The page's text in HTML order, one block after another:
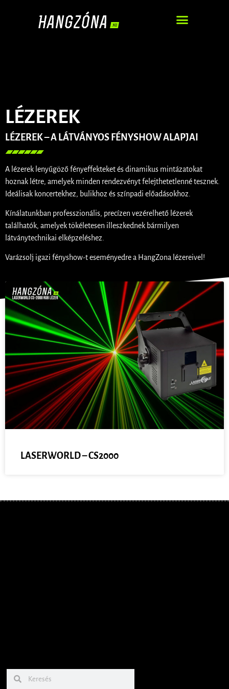
LÉZEREK
LÉZEREK – A LÁTVÁNYOS FÉNYSHOW ALAPJAI
A lézerek lenyűgöző fényeffekteket és dinamikus mintázatokat
hoznak létre, amelyek minden rendezvényt felejthetetlenné tesznek.
Ideálisak koncertekhez, bulikhoz és színpadi előadásokhoz.
Kínálatunkban professzionális, precízen vezérelhető lézerek
találhatók, amelyek tökéletesen illeszkednek bármilyen
látványtechnikai elképzeléshez.
Varázsolj igazi fényshow-t eseményedre a HangZona lézereivel!
LASERWORLD – CS2000